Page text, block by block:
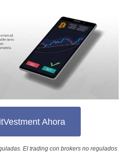
Ahora
El trading con brokers no regulados